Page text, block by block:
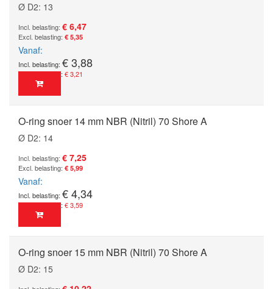
Ø D2: 13
€ 6,47
€ 5,35
Vanaf
€ 3,88
€ 3,21
O-ring snoer 14 mm NBR (Nitril) 70 Shore A
Ø D2: 14
€ 7,25
€ 5,99
Vanaf
€ 4,34
€ 3,59
O-ring snoer 15 mm NBR (Nitril) 70 Shore A
Ø D2: 15